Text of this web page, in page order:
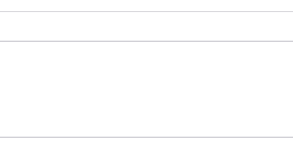
propõe programa que